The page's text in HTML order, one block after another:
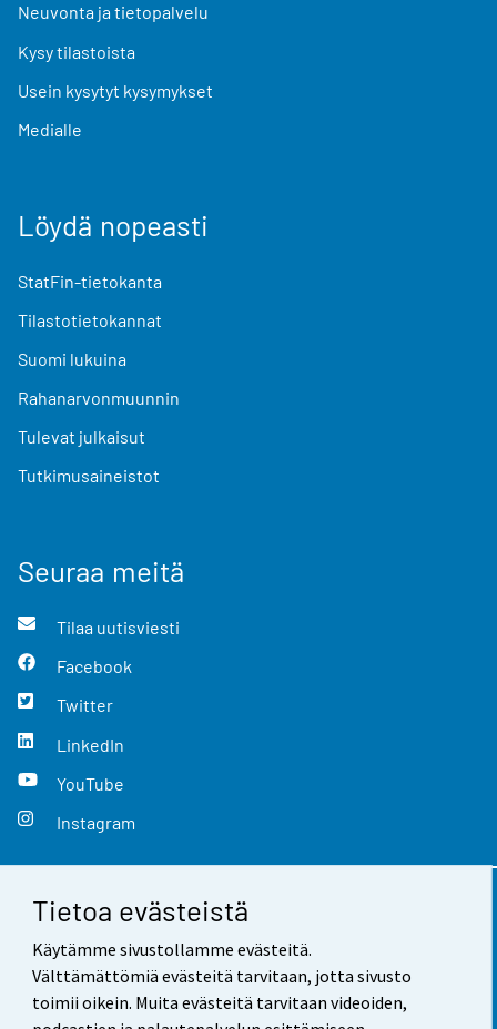
Tietoa evästeistä
Käytämme sivustollamme evästeitä.
Välttämättömiä evästeitä tarvitaan, jotta sivusto
toimii oikein. Muita evästeitä tarvitaan videoiden,
Neuvonta ja tietopalvelu
Kysy tilastoista
Usein kysytyt kysymykset
Medialle
Löydä nopeasti
StatFin-tietokanta
Tilastotietokannat
Suomi lukuina
Rahanarvonmuunnin
Tulevat julkaisut
Tutkimusaineistot
Seuraa meitä
Tilaa uutisviesti
Facebook
Twitter
LinkedIn
YouTube
Instagram
Yhteystiedot
Palaute
Käyttöehdot